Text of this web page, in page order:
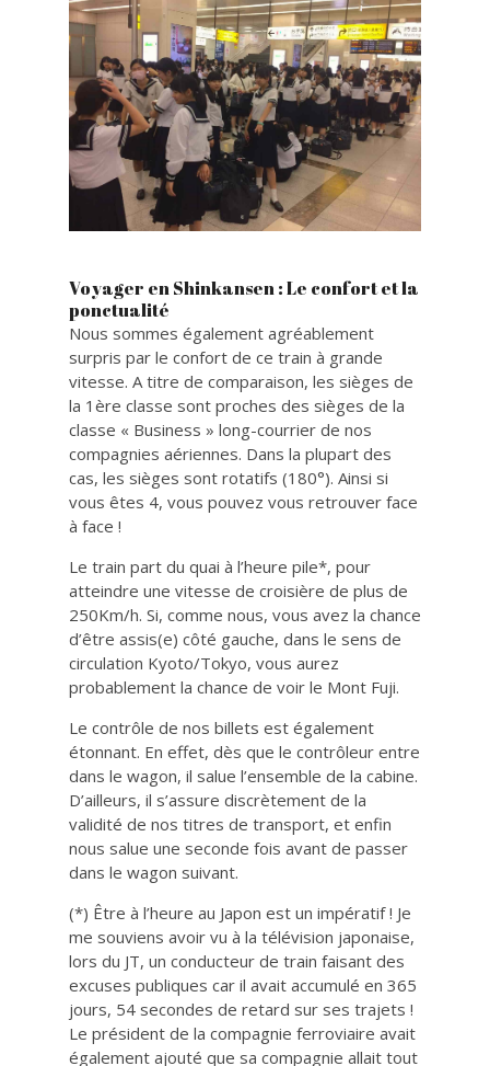
Voyager en Shinkansen : Le confort et la
ponctualité
Nous sommes également agréablement
surpris par le confort de ce train à grande
vitesse. A titre de comparaison, les sièges de
la 1ère classe sont proches des sièges de la
classe « Business » long-courrier de nos
compagnies aériennes. Dans la plupart des
cas, les sièges sont rotatifs (180°). Ainsi si
vous êtes 4, vous pouvez vous retrouver face
à face !
Le train part du quai à l’heure pile*, pour
atteindre une vitesse de croisière de plus de
250Km/h. Si, comme nous, vous avez la chance
d’être assis(e) côté gauche, dans le sens de
circulation Kyoto/Tokyo, vous aurez
probablement la chance de voir le Mont Fuji.
Le contrôle de nos billets est également
étonnant. En effet, dès que le contrôleur entre
dans le wagon, il salue l’ensemble de la cabine.
D’ailleurs, il s’assure discrètement de la
validité de nos titres de transport, et enfin
nous salue une seconde fois avant de passer
dans le wagon suivant.
(*) Être à l’heure au Japon est un impératif ! Je
me souviens avoir vu à la télévision japonaise,
lors du JT, un conducteur de train faisant des
excuses publiques car il avait accumulé en 365
jours, 54 secondes de retard sur ses trajets !
Le président de la compagnie ferroviaire avait
également ajouté que sa compagnie allait tout